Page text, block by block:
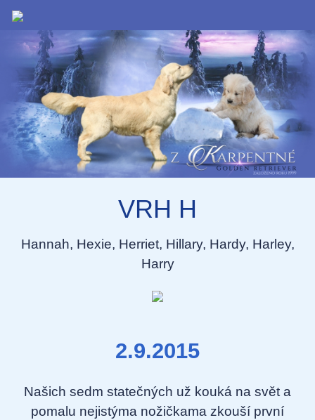
VRH H
Hannah, Hexie, Herriet, Hillary, Hardy, Harley,
Harry
2.9.2015
Našich sedm statečných už kouká na svět a
pomalu nejistýma nožičkama zkouší první